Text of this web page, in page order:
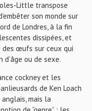
Little transpose
son monde sur
de Londres, à la fin
dissipées, et
des œufs sur ceux qui
ou de sexe.
cockney et les
de Ken Loach
mais la